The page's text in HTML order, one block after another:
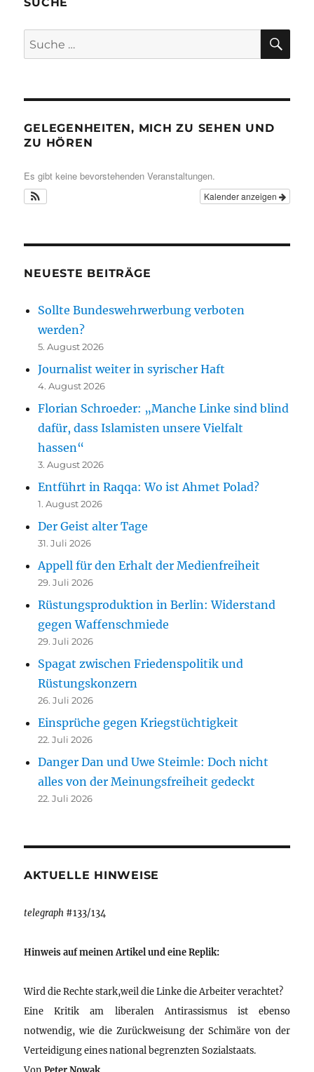
Suche
nach:
GELEGENHEITEN, MICH ZU SEHEN UND
ZU HÖREN
Es gibt keine bevorstehenden Veranstaltungen.
Kalender anzeigen
NEUESTE BEITRÄGE
Sollte Bundeswehrwerbung verboten
werden?
5. August 2026
Journalist weiter in syrischer Haft
4. August 2026
Florian Schroeder: „Manche Linke sind blind
dafür, dass Islamisten unsere Vielfalt
hassen“
3. August 2026
Entführt in Raqqa: Wo ist Ahmet Polad?
1. August 2026
Der Geist alter Tage
31. Juli 2026
Appell für den Erhalt der Medienfreiheit
29. Juli 2026
Rüstungsproduktion in Berlin: Widerstand
gegen Waffenschmiede
29. Juli 2026
Spagat zwischen Friedenspolitik und
Rüstungskonzern
26. Juli 2026
Einsprüche gegen Kriegstüchtigkeit
22. Juli 2026
Danger Dan und Uwe Steimle: Doch nicht
alles von der Meinungsfreiheit gedeckt
22. Juli 2026
AKTUELLE HINWEISE
telegraph #133/134
Hinweis auf meinen Artikel und eine Replik:
Wird die Rechte stark,weil die Linke die Arbeiter verachtet?
Eine Kritik am liberalen Antirassismus ist ebenso
notwendig, wie die Zurückweisung der Schimäre von der
Verteidigung eines national begrenzten Sozialstaats.
VonPeter Nowak